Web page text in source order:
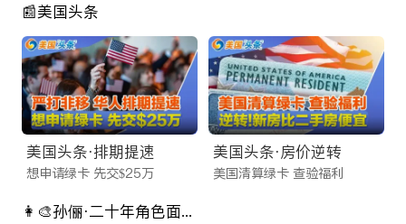
iTalkBB TV 官网或下载 App。这里不仅有看不完的好剧，更有
连接全球华人的温情。让我们成为您海外生活中不可或缺的娱乐
伙伴，随时随地，想看就看！
📰美国头条
美国头条·排期提速
想申请绿卡 先交$25万
美国头条·房价逆转
美国清算绿卡 查验福利
👩‍🎨孙俪·二十年角色面面观